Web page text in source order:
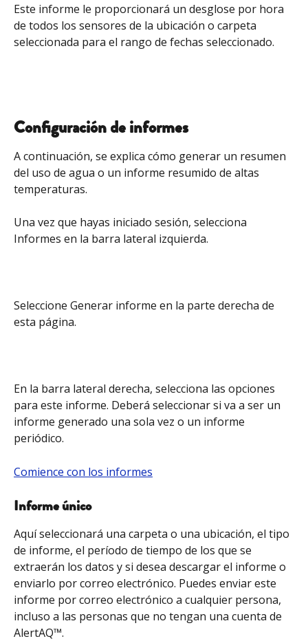
Este informe le proporcionará un desglose por hora
de todos los sensores de la ubicación o carpeta
seleccionada para el rango de fechas seleccionado.
Configuración de informes
A continuación, se explica cómo generar un resumen
del uso de agua o un informe resumido de altas
temperaturas.
Una vez que hayas iniciado sesión, selecciona
Informes en la barra lateral izquierda.
Seleccione Generar informe en la parte derecha de
esta página.
En la barra lateral derecha, selecciona las opciones
para este informe. Deberá seleccionar si va a ser un
informe generado una sola vez o un informe
periódico.
Comience con los informes
Informe único
Aquí seleccionará una carpeta o una ubicación, el tipo
de informe, el período de tiempo de los que se
extraerán los datos y si desea descargar el informe o
enviarlo por correo electrónico. Puedes enviar este
informe por correo electrónico a cualquier persona,
incluso a las personas que no tengan una cuenta de
AlertAQ™.